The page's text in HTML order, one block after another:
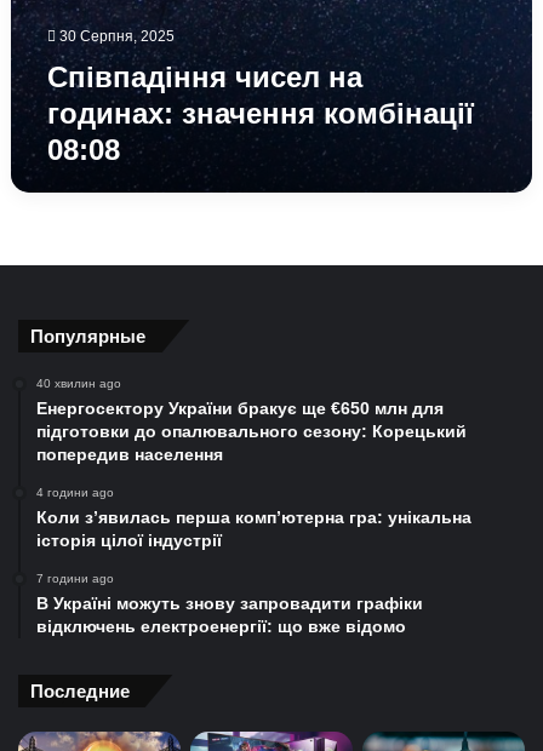
30 Серпня, 2025
Співпадіння чисел на
годинах: значення комбінації
08:08
Популярные
40 хвилин ago
Енергосектору України бракує ще €650 млн для
підготовки до опалювального сезону: Корецький
попередив населення
4 години ago
Коли з’явилась перша комп’ютерна гра: унікальна
історія цілої індустрії
7 години ago
В Україні можуть знову запровадити графіки
відключень електроенергії: що вже відомо
Последние